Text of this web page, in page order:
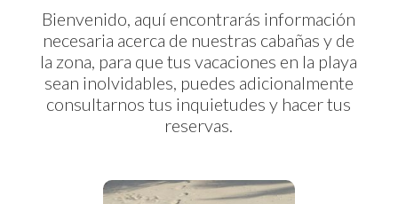
Bienvenido, aquí encontrarás información
necesaria acerca de nuestras cabañas y de
la zona, para que tus vacaciones en la playa
sean inolvidables, puedes adicionalmente
consultarnos tus inquietudes y hacer tus
reservas.